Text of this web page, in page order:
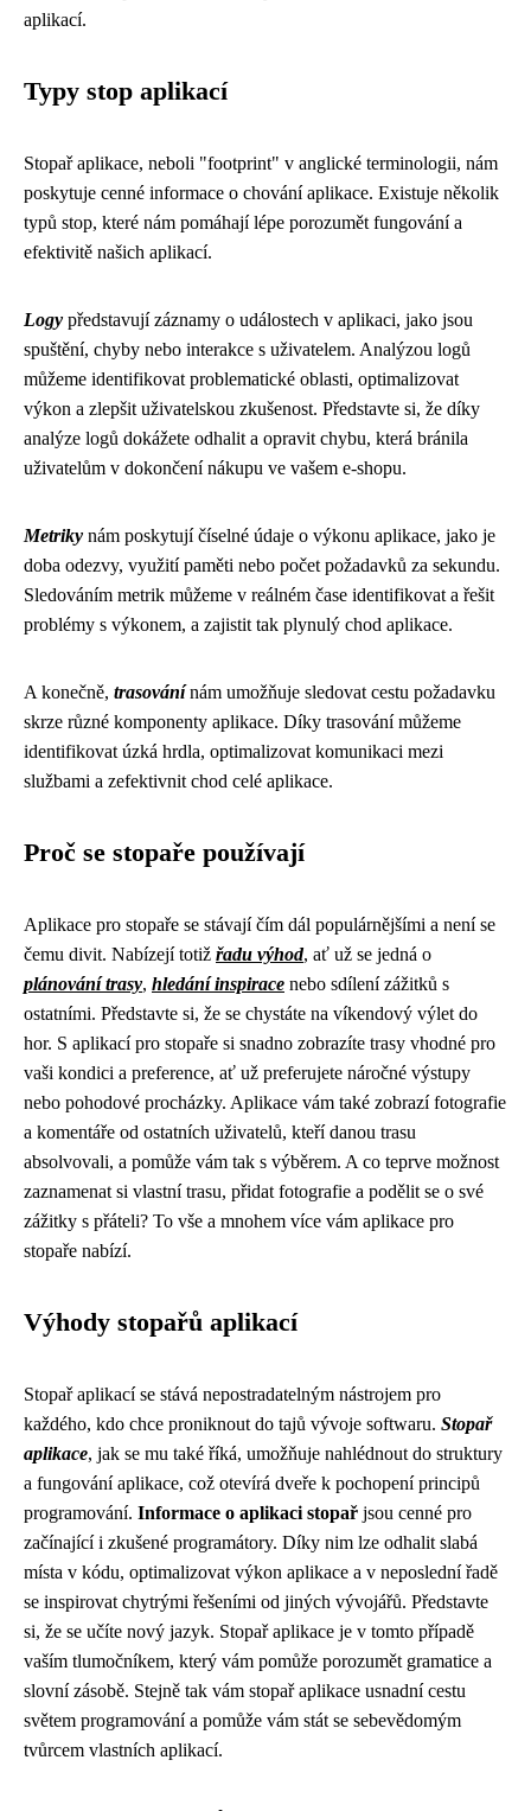
aplikací.
Typy stop aplikací
Stopař aplikace, neboli "footprint" v anglické terminologii, nám
poskytuje cenné informace o chování aplikace. Existuje několik
typů stop, které nám pomáhají lépe porozumět fungování a
efektivitě našich aplikací.
Logy představují záznamy o událostech v aplikaci, jako jsou
spuštění, chyby nebo interakce s uživatelem. Analýzou logů
můžeme identifikovat problematické oblasti, optimalizovat
výkon a zlepšit uživatelskou zkušenost. Představte si, že díky
analýze logů dokážete odhalit a opravit chybu, která bránila
uživatelům v dokončení nákupu ve vašem e-shopu.
Metriky nám poskytují číselné údaje o výkonu aplikace, jako je
doba odezvy, využití paměti nebo počet požadavků za sekundu.
Sledováním metrik můžeme v reálném čase identifikovat a řešit
problémy s výkonem, a zajistit tak plynulý chod aplikace.
A konečně, trasovánínám umožňuje sledovat cestu požadavku
skrze různé komponenty aplikace. Díky trasování můžeme
identifikovat úzká hrdla, optimalizovat komunikaci mezi
službami a zefektivnit chod celé aplikace.
Proč se stopaře používají
Aplikace pro stopaře se stávají čím dál populárnějšími a není se
čemu divit. Nabízejí totiž řadu výhod, ať už se jedná o
plánování trasy, hledání inspirace nebo sdílení zážitků s
ostatními. Představte si, že se chystáte na víkendový výlet do
hor. S aplikací pro stopaře si snadno zobrazíte trasy vhodné pro
vaši kondici a preference, ať už preferujete náročné výstupy
nebo pohodové procházky. Aplikace vám také zobrazí fotografie
a komentáře od ostatních uživatelů, kteří danou trasu
absolvovali, a pomůže vám tak s výběrem. A co teprve možnost
zaznamenat si vlastní trasu, přidat fotografie a podělit se o své
zážitky s přáteli? To vše a mnohem více vám aplikace pro
stopaře nabízí.
Výhody stopařů aplikací
Stopař aplikací se stává nepostradatelným nástrojem pro
každého, kdo chce proniknout do tajů vývoje softwaru. Stopař
aplikace, jak se mu také říká, umožňuje nahlédnout do struktury
a fungování aplikace, což otevírá dveře k pochopení principů
programování. Informace o aplikaci stopař jsou cenné pro
začínající i zkušené programátory. Díky nim lze odhalit slabá
místa v kódu, optimalizovat výkon aplikace a v neposlední řadě
se inspirovat chytrými řešeními od jiných vývojářů. Představte
si, že se učíte nový jazyk. Stopař aplikace je v tomto případě
vaším tlumočníkem, který vám pomůže porozumět gramatice a
slovní zásobě. Stejně tak vám stopař aplikace usnadní cestu
světem programování a pomůže vám stát se sebevědomým
tvůrcem vlastních aplikací.